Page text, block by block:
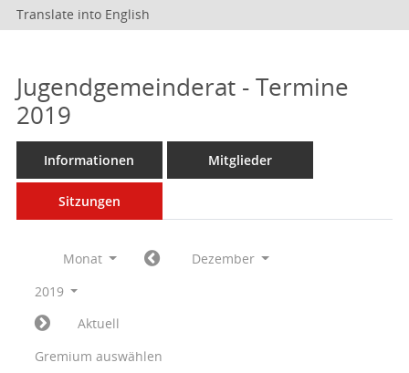
Translate into English
Jugendgemeinderat - Termine
2019
Informationen Mitglieder
Sitzungen
Monat
Dezember
2019
Aktuell
Gremium auswählen